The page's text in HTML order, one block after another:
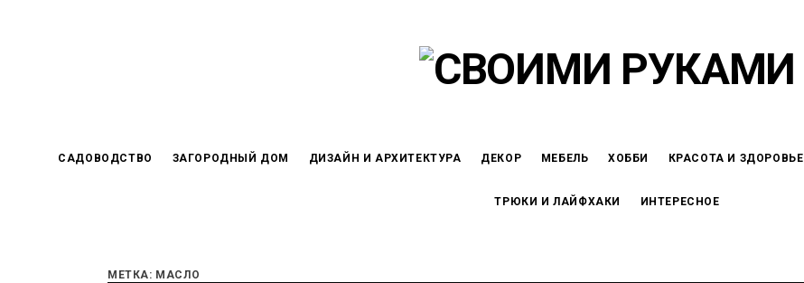
САДОВОДСТВО ЗАГОРОДНЫЙ ДОМ ДИЗАЙН И АРХИТЕКТУРА ДЕКОР МЕБЕЛЬ ХОББИ КРАСОТА И ЗДОРОВЬЕ
ТРЮКИ И ЛАЙФХАКИ ИНТЕРЕСНОЕ
МЕТКА: МАСЛО